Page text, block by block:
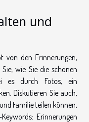
und
von den Erinnerungen,
wie Sie die schönen
es durch Fotos, ein
Diskutieren Sie auch,
Familie teilen können,
Erinnerungen